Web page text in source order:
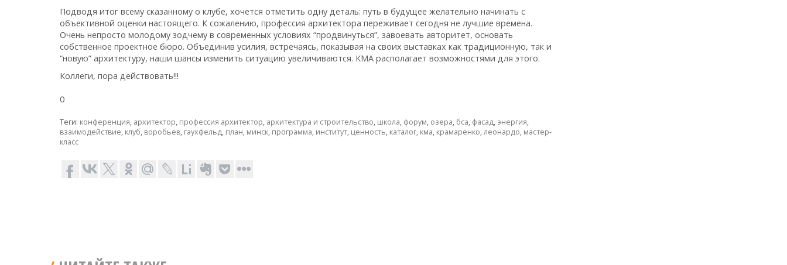
Подводя итог всему сказанному о клубе, хочется отметить одну деталь: путь в будущее желательно начинать с
объективной оценки настоящего. К сожалению, профессия архитектора переживает сегодня не лучшие времена.
Очень непросто молодому зодчему в современных условиях “продвинуться”, завоевать авторитет, основать
собственное проектное бюро. Объединив усилия, встречаясь, показывая на своих выставках как традиционную, так и
“новую” архитектуру, наши шансы изменить ситуацию увеличиваются. КМА располагает возможностями для этого.
Коллеги, пора действовать!!!
0
Теги: конференция, архитектор, профессия архитектор, архитектура и строительство, школа, форум, озера, бса, фасад, энергия,
взаимодействие, клуб, воробьев, гаухфельд, план, минск, программа, институт, ценность, каталог, кма, крамаренко,леонардо, мастер-
класс